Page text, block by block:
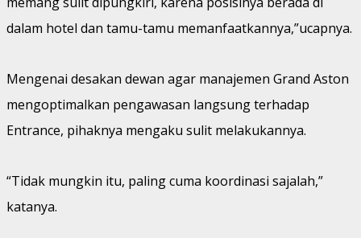
dalam hotel dan tamu-tamu memanfaatkannya,”ucapnya.
Mengenai desakan dewan agar manajemen Grand Aston
mengoptimalkan pengawasan langsung terhadap
Entrance, pihaknya mengaku sulit melakukannya.
“Tidak mungkin itu, paling cuma koordinasi sajalah,”
katanya.